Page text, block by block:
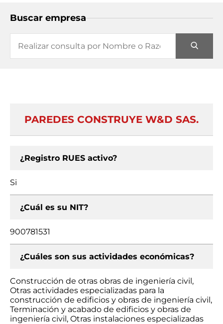
Buscar empresa
PAREDES CONSTRUYE W&D SAS.
¿Registro RUES activo?
Si
¿Cuál es su NIT?
900781531
¿Cuáles son sus actividades económicas?
Construcción de otras obras de ingeniería civil,
Otras actividades especializadas para la
construcción de edificios y obras de ingeniería civil,
Terminación y acabado de edificios y obras de
ingeniería civil, Otras instalaciones especializadas